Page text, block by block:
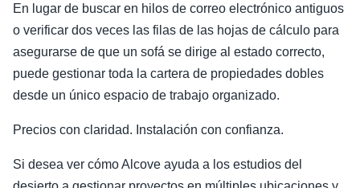
En lugar de buscar en hilos de correo electrónico antiguos
o verificar dos veces las filas de las hojas de cálculo para
asegurarse de que un sofá se dirige al estado correcto,
puede gestionar toda la cartera de propiedades dobles
desde un único espacio de trabajo organizado.
Precios con claridad. Instalación con confianza.
Si desea ver cómo Alcove ayuda a los estudios del